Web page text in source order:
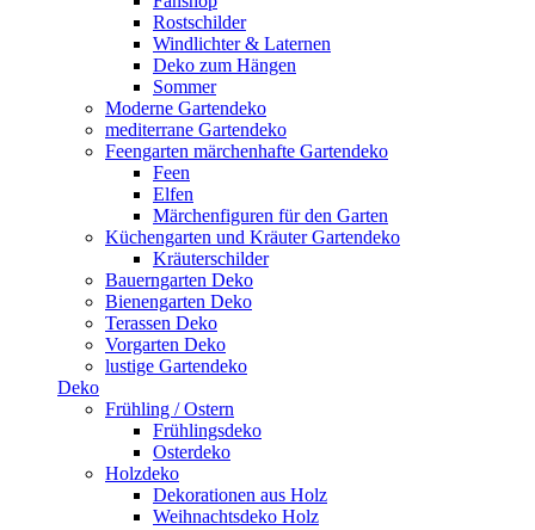
Rostschilder
Windlichter & Laternen
Deko zum Hängen
Sommer
Moderne Gartendeko
mediterrane Gartendeko
Feengarten märchenhafte Gartendeko
Feen
Elfen
Märchenfiguren für den Garten
Küchengarten und Kräuter Gartendeko
Kräuterschilder
Bauerngarten Deko
Bienengarten Deko
Terassen Deko
Vorgarten Deko
lustige Gartendeko
Deko
Frühling / Ostern
Frühlingsdeko
Osterdeko
Holzdeko
Dekorationen aus Holz
Weihnachtsdeko Holz